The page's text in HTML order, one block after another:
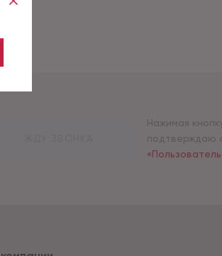
Нажимая
подтверждаю